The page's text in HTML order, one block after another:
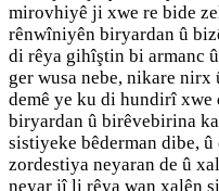
mirovhiyê ji xwe re bide
rênwîniyên biryardan û
di rêya gihîştin bi armanc
ger wusa nebe, nikare
demê ye ku di hundirî xwe
biryardan û birêvebirina
sistiyeke bêderman dibe,
zordestiya neyaran de û
neyar jî li rêya wan xalên